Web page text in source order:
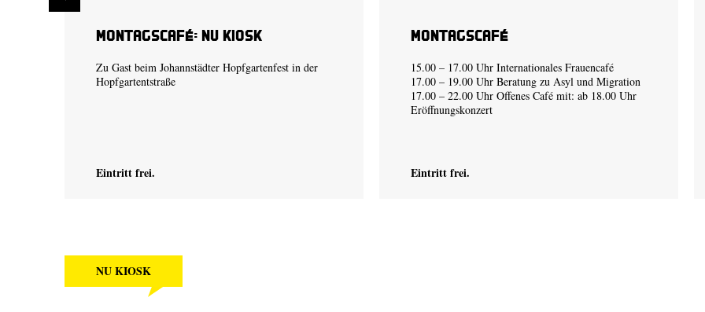
Montagscafé: Nu Kiosk
Zu Gast beim Johannstädter Hopfgartenfest in der
Hopfgartentstraße
Eintritt frei.
Montagscafé
15.00 – 17.00 Uhr Internationales Frauencafé
17.00 – 19.00 Uhr Beratung zu Asyl und Migration
17.00 – 22.00 Uhr Offenes Café mit: ab 18.00 Uhr
Eröffnungskonzert
Eintritt frei.
NU KIOSK